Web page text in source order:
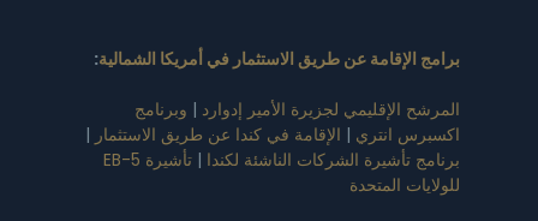
برامج الإقامة عن طريق الاستثمار في أمريكا الشمالية:
المرشح الإقليمي لجزيرة الأمير إدوارد | وبرنامج
اكسبرس انتري | الإقامة في كندا عن طريق الاستثمار |
برنامج تأشيرة الشركات الناشئة لكندا |
تأشيرة EB-5
للولايات المتحدة